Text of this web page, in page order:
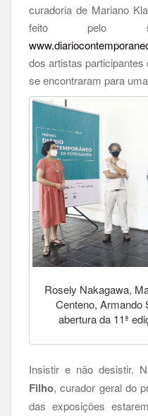
curadoria de Mariano
feito pelo
w
dos artistas
se encontraram para
Rosely Nakagawa,
Centeno, Armando
abertura da 11ª
Insistir e não desistir.
Filho, curador geral do
das exposições